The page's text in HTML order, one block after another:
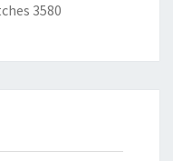
3580